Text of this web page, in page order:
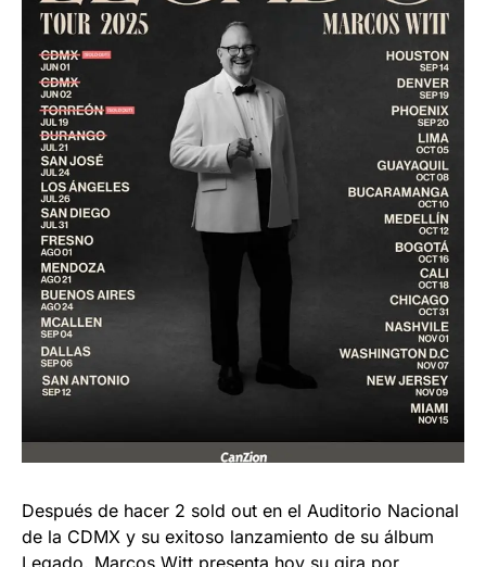
Después de hacer 2 sold out en el Auditorio Nacional
de la CDMX y su exitoso lanzamiento de su álbum